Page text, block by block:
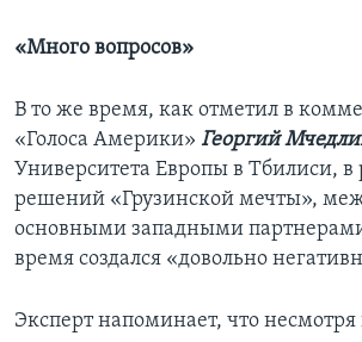
«Много вопросов»
В то же время, как отметил в
«Голоса Америки» Георгий
Университета Европы в Тбилиси, в
решений «Грузинской мечты»,
основными западными партнерами
время создался «довольно
Эксперт напоминает, что